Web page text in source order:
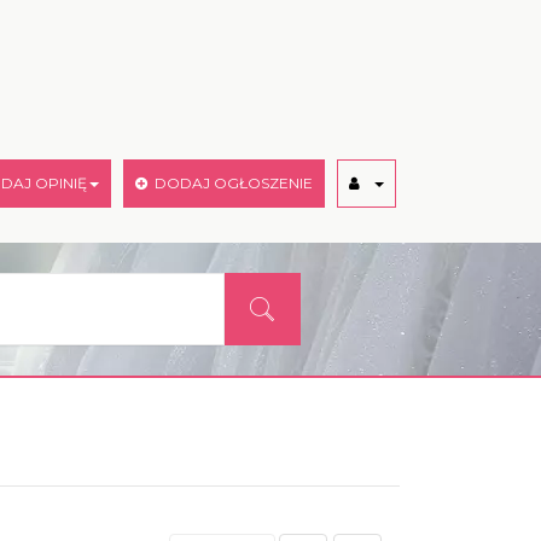
OPINIĘ DODAJ OGŁOSZENIE